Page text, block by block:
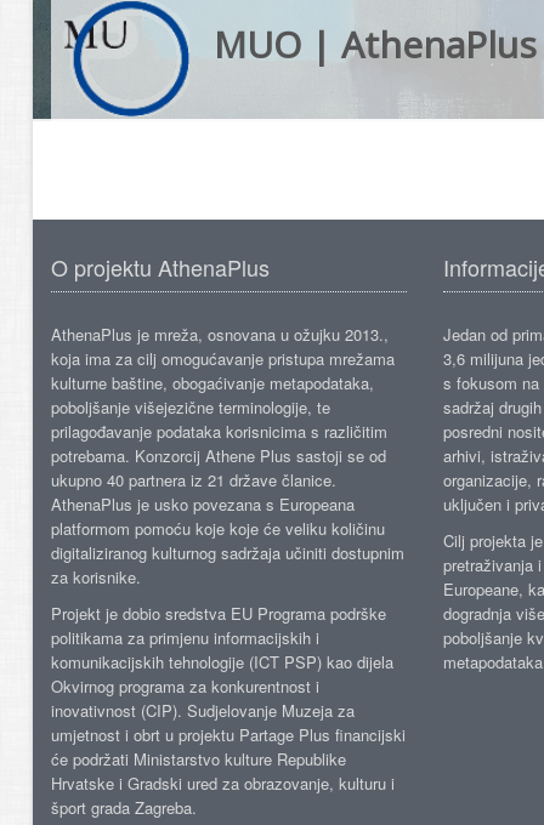
MUO | AthenaPlus
O projektu AthenaPlus
AthenaPlus je mreža, osnovana u ožujku 2013.,
koja ima za cilj omogućavanje pristupa mrežama
kulturne baštine, obogaćivanje metapodataka,
poboljšanje višejezične terminologije, te
prilagođavanje podataka korisnicima s različitim
potrebama. Konzorcij Athene Plus sastoji se od
ukupno 40 partnera iz 21 države članice.
AthenaPlus je usko povezana s Europeana
platformom pomoću koje koje će veliku količinu
digitaliziranog kulturnog sadržaja učiniti dostupnim
za korisnike.
Projekt je dobio sredstva EU Programa podrške
politikama za primjenu informacijskih i
komunikacijskih tehnologije (ICT PSP) kao dijela
Okvirnog programa za konkurentnost i
inovativnost (CIP). Sudjelovanje Muzeja za
umjetnost i obrt u projektu Partage Plus financijski
će podržati Ministarstvo kulture Republike
Hrvatske i Gradski ured za obrazovanje, kulturu i
šport grada Zagreba.
Jedan od
3,6 milijuna
s fokusom
sadržaj
posredni
arhivi,
organizacije,
uključen i
Cilj projekta
pretraživanja
Europeane,
dogradnja
poboljšanje